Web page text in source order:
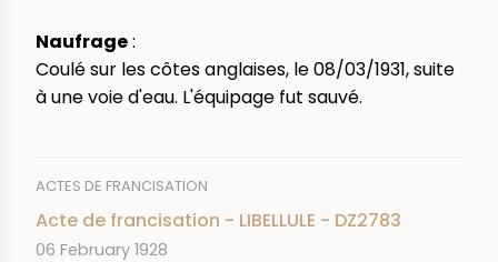
Naufrage:
Coulé sur les côtes anglaises, le 08/03/1931, suite
à une voie d'eau. L'équipage fut sauvé.
ACTES DE FRANCISATION
Acte de francisation - LIBELLULE - DZ2783
DATE
06 February 1928